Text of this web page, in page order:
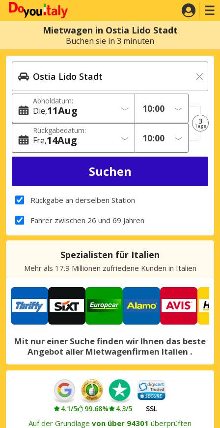
Mietwagen in Ostia Lido Stadt
Buchen sie in 3 minuten
Abholdatum:
Die 11Aug
Rückgabedatum:
Fre 14Aug
3
Tage
Rückgabe an derselben Station
Fahrer zwischen 26 und 69 Jahren
Spezialisten für Italien
Mehr als 17.9 Millionen zufriedene Kunden in Italien
Mit nur einer Suche finden wir Ihnen das beste
Angebot aller Mietwagenfirmen Italien .
4.1/5 99.68% 4.3/5 SSL
Auf der Grundlage von über 94301 überprüften